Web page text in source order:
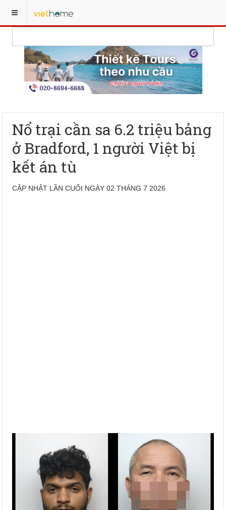
Nổ trại cần sa 6.2 triệu bảng
ở Bradford, 1 người Việt bị
kết án tù
CẬP NHẬT LẦN CUỐI NGÀY 02 THÁNG 7 2026